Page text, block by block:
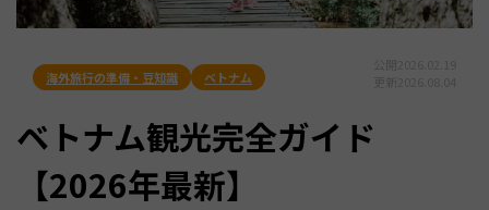
海外旅行の準備・豆知識 ベトナム
ベトナム観光完全ガイド
【2026年最新】